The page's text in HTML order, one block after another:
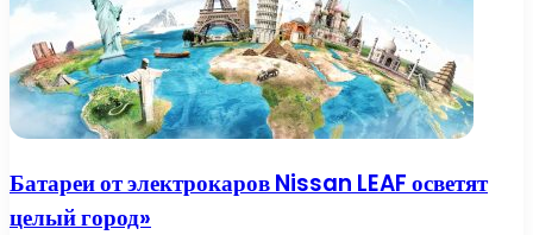
Батареи от электрокаров Nissan LEAF осветят
целый город»